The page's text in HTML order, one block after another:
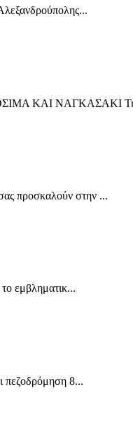
ΚΑΙ ΝΑΓΚΑΣΑΚΙ
προσκαλούν στην ...
εμβληματικ...
πεζοδρόμηση 8...